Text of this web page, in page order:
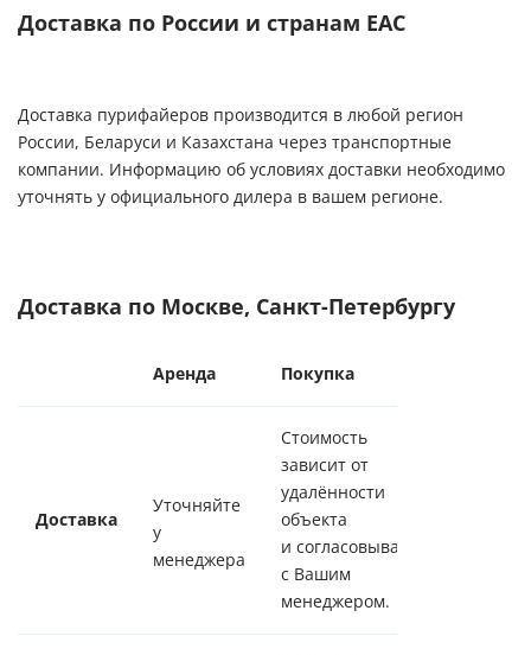
Доставка по России и странам ЕАС
Доставка пурифайеров производится в любой регион
России, Беларуси и Казахстана через транспортные
компании. Информацию об условиях доставки необходимо
уточнять у официального дилера в вашем регионе.
Доставка по Москве, Санкт-Петербургу
Аренда Покупка
Доставка
Уточняйте
у
менеджера
Стоимость
зависит от
удалённости
объекта
и согласовывается
с Вашим
менеджером.